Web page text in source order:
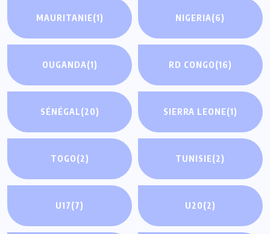
MAURITANIE(1) NIGERIA(6)
OUGANDA(1) RD CONGO(16)
SÉNÉGAL(20) SIERRA LEONE(1)
TOGO(2) TUNISIE(2)
U17(7) U20(2)